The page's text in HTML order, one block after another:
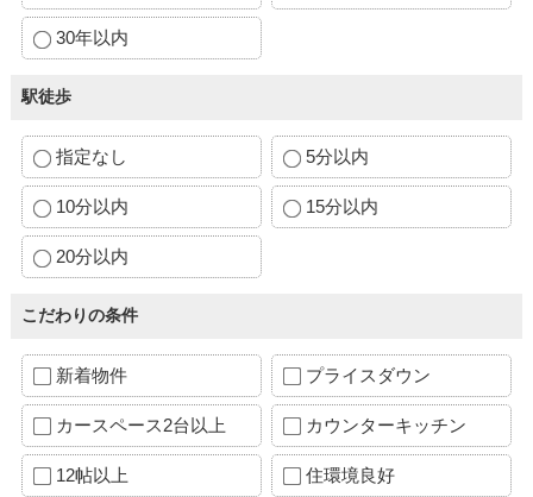
30年以内
駅徒歩
指定なし 5分以内
10分以内 15分以内
20分以内
こだわりの条件
新着物件 プライスダウン
カースペース2台以上 カウンターキッチン
12帖以上 住環境良好